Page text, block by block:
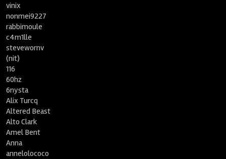
vinix
nonmei9227
rabbimoule
c4m1lle
stevewornv
(nit)
116
60hz
6nysta
Alix Turcq
Altered Beast
Alto Clark
Amel Bent
Anna
annelolococo